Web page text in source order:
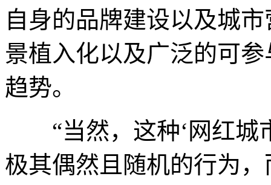
自身的品牌建设以及城
景植入化以及广泛的可
趋势。
“当然，这种‘网红城
极其偶然且随机的行为